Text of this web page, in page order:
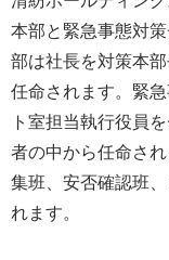
本部と緊急事態対
部は社長を対策本
任命されます。緊
ト室担当執行役員
者の中から任命さ
集班、安否確認班
れます。